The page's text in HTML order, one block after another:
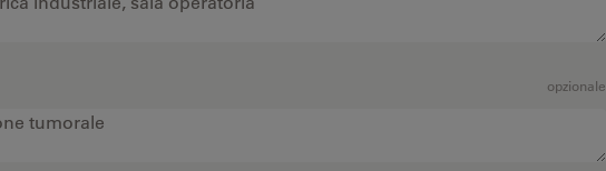
opzionale